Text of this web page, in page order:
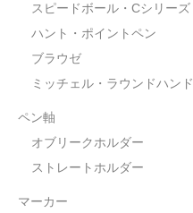
スピードボール・Cシリーズ
ハント・ポイントペン
ブラウゼ
ミッチェル・ラウンドハンド
ペン軸
オブリークホルダー
ストレートホルダー
マーカー